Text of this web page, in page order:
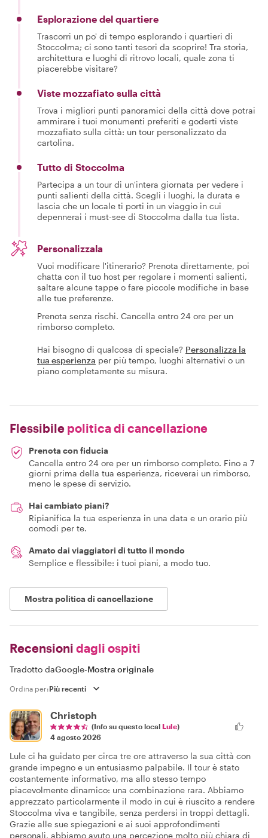
Esplorazione del quartiere
Trascorri un po' di tempo esplorando i quartieri di
Stoccolma; ci sono tanti tesori da scoprire! Tra storia,
architettura e luoghi di ritrovo locali, quale zona ti
piacerebbe visitare?
Viste mozzafiato sulla città
Trova i migliori punti panoramici della città dove potrai
ammirare i tuoi monumenti preferiti e goderti viste
mozzafiato sulla città: un tour personalizzato da
cartolina.
Tutto di Stoccolma
Partecipa a un tour di un'intera giornata per vedere i
punti salienti della città. Scegli i luoghi, la durata e
lascia che un locale ti porti in un viaggio in cui
depennerai i must-see di Stoccolma dalla tua lista.
Personalizzala
Vuoi modificare l'itinerario? Prenota direttamente, poi
chatta con il tuo host per regolare i momenti salienti,
saltare alcune tappe o fare piccole modifiche in base
alle tue preferenze.
Prenota senza rischi. Cancella entro 24 ore per un
rimborso completo.
Hai bisogno di qualcosa di speciale? Personalizza la
tua esperienza per più tempo, luoghi alternativi o un
piano completamente su misura.
Flessibile politica di cancellazione
Prenota con fiducia
Cancella entro 24 ore per un rimborso completo. Fino a 7
giorni prima della tua esperienza, riceverai un rimborso,
meno le spese di servizio.
Hai cambiato piani?
Ripianifica la tua esperienza in una data e un orario più
comodi per te.
Amato dai viaggiatori di tutto il mondo
Semplice e flessibile: i tuoi piani, a modo tuo.
Mostra politica di cancellazione
Recensioni dagli ospiti
Tradotto daGoogle-Mostra originale
Ordina per:
Christoph
(Info su questo local Lule)
4 agosto 2026
Lule ci ha guidato per circa tre ore attraverso la sua città con
grande impegno e un entusiasmo palpabile. Il tour è stato
costantemente informativo, ma allo stesso tempo
piacevolmente dinamico: una combinazione rara. Abbiamo
apprezzato particolarmente il modo in cui è riuscito a rendere
Stoccolma viva e tangibile, senza perdersi in troppi dettagli.
Grazie alle sue spiegazioni e ai suoi approfondimenti
personali, abbiamo avuto una percezione molto più chiara di